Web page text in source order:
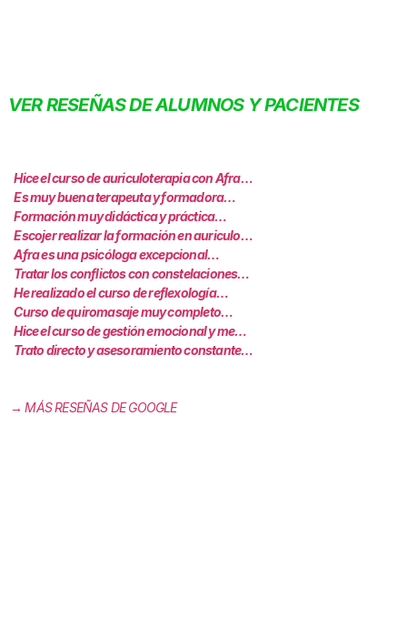
VERRESEÑAS DE ALUMNOS Y PACIENTES
Hice el curso de auriculoterapia con Afra…
Es muy buena terapeuta y formadora…
Formación muy didáctica y práctica…
Escojer realizar la formación en auriculo…
Afra es una psicóloga excepcional…
Tratar los conflictos con constelaciones…
He realizado el curso de reflexología…
Curso de quiromasaje muy completo…
Hice el curso de gestión emocional y me…
Trato directo y asesoramiento constante…
→ MÁS RESEÑAS DE GOOGLE